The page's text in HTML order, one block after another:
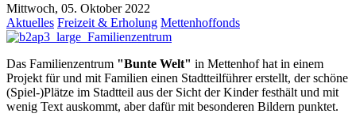
Mittwoch, 05. Oktober 2022
Aktuelles Freizeit & Erholung Mettenhoffonds
Das Familienzentrum "Bunte Welt" in Mettenhof hat in einem
Projekt für und mit Familien einen Stadtteilführer erstellt, der schöne
(Spiel-)Plätze im Stadtteil aus der Sicht der Kinder festhält und mit
wenig Text auskommt, aber dafür mit besonderen Bildern punktet.